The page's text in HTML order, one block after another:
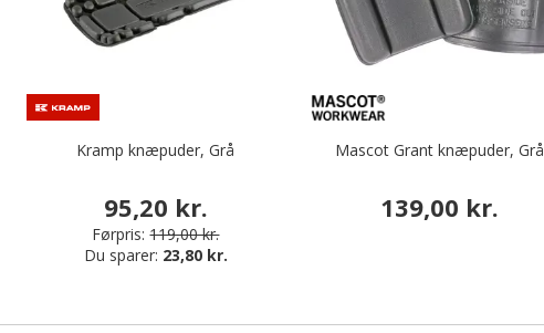
Kramp knæpuder, Grå
95,20 kr.
Førpris: 119,00 kr.
Du sparer: 23,80 kr.
Mascot Grant knæpuder, Grå
139,00 kr.